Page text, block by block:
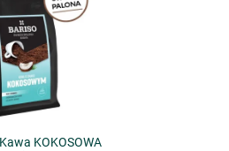
KOKOSOWA